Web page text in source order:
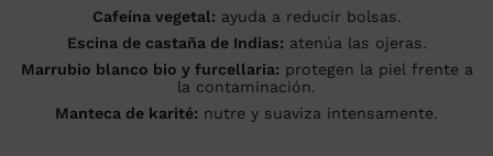
Cafeína vegetal: ayuda a reducir bolsas.
Escina de castaña de Indias: atenúa las ojeras.
Marrubio blanco bio y furcellaria: protegen la piel frente a
la contaminación.
Manteca de karité: nutre y suaviza intensamente.